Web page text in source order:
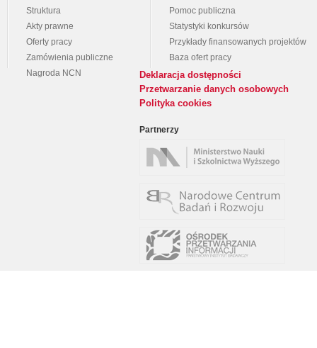
Struktura
Akty prawne
Oferty pracy
Zamówienia publiczne
Nagroda NCN
Pomoc publiczna
Statystyki konkursów
Przykłady finansowanych projektów
Baza ofert pracy
Deklaracja dostępności
Przetwarzanie danych osobowych
Polityka cookies
Partnerzy